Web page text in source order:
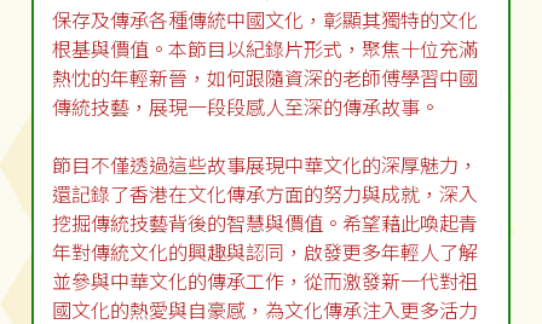
保存及傳承各種傳統中國文化，彰顯其獨特的文化
根基與價值。本節目以紀錄片形式，聚焦十位充滿
熱忱的年輕新晉，如何跟隨資深的老師傅學習中國
傳統技藝，展現一段段感人至深的傳承故事。
節目不僅透過這些故事展現中華文化的深厚魅力，
還記錄了香港在文化傳承方面的努力與成就，深入
挖掘傳統技藝背後的智慧與價值。希望藉此喚起青
年對傳統文化的興趣與認同，啟發更多年輕人了解
並參與中華文化的傳承工作，從而激發新一代對祖
國文化的熱愛與自豪感，為文化傳承注入更多活力